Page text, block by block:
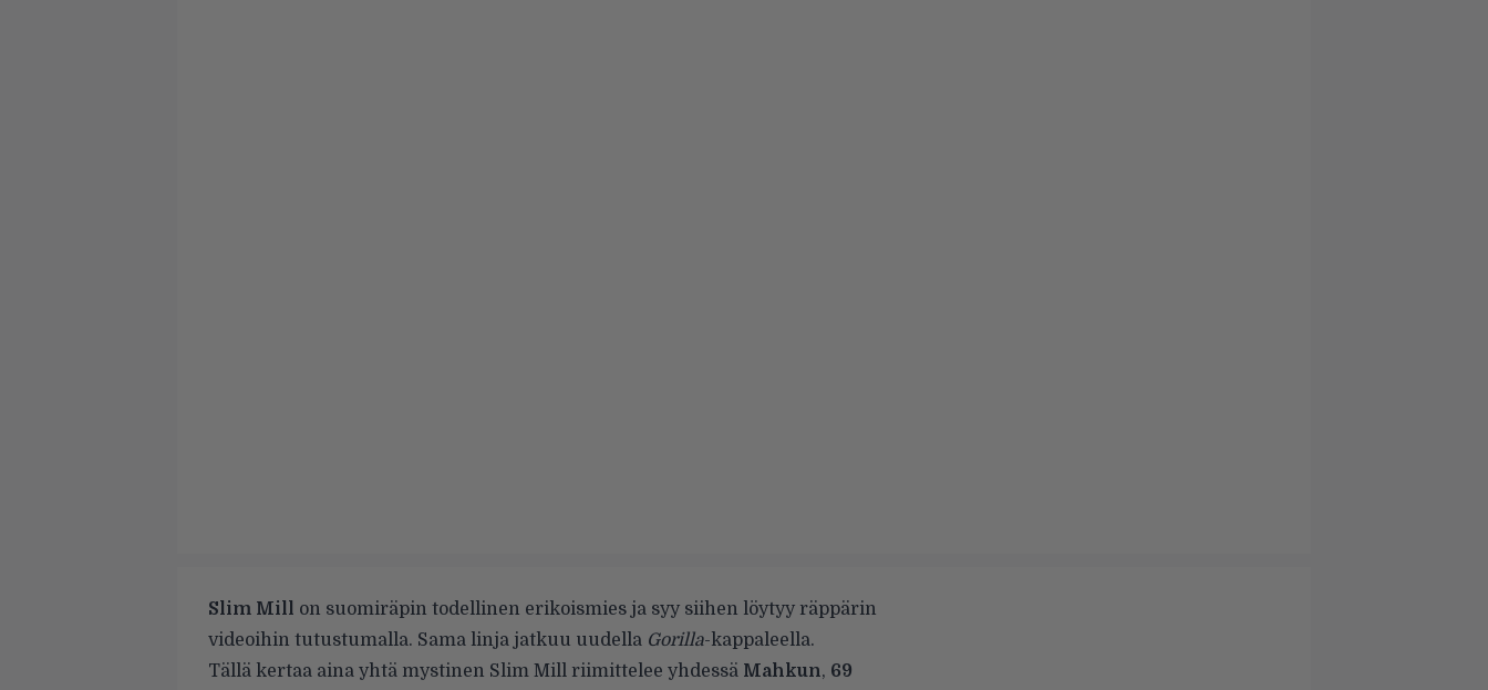
Slim Mill on suomiräpin todellinen erikoismies ja syy siihen löytyy räppärin
videoihin tutustumalla. Sama linja jatkuu uudella Gorilla-kappaleella.
Tällä kertaa aina yhtä mystinen Slim Mill riimittelee yhdessä Mahkun, 69